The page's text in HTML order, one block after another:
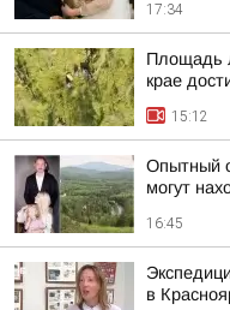
17:34
Площадь
крае
15:12
Опытный
могут
16:45
в